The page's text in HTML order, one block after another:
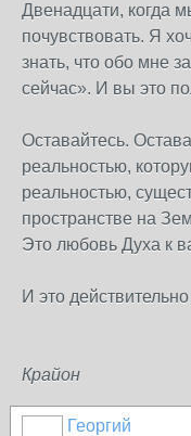
Двенадцати, когда
почувствовать. Я
знать, что обо мне
сейчас». И вы это
Оставайтесь.
реальностью,
реальностью,
пространстве на
Это любовь Духа к
И это действительно
Крайон
Георгий